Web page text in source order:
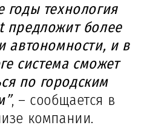
годы технология
предложит более
автономности, и в
система сможет
по городским
, – сообщается в
компании.